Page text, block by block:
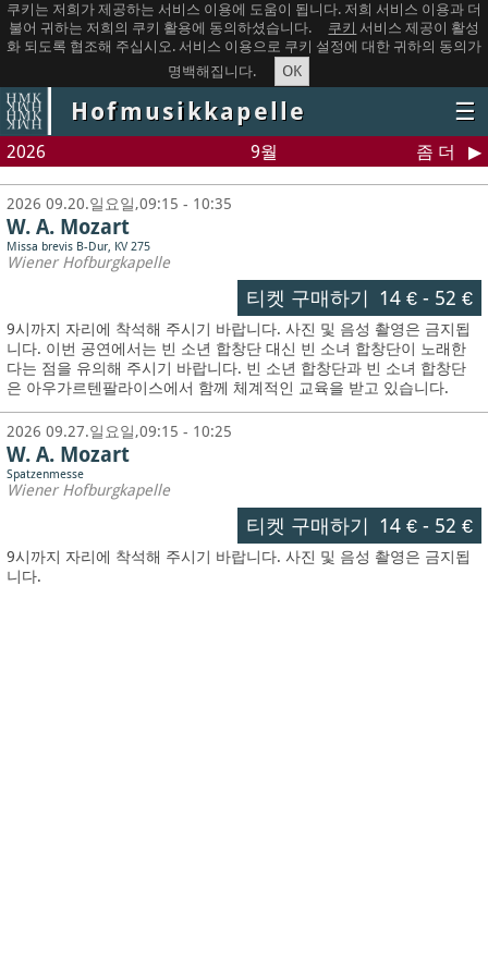
쿠키는 저희가 제공하는 서비스 이용에 도움이 됩니다. 저희 서비스 이용과 더
불어 귀하는 저희의 쿠키 활용에 동의하셨습니다.
쿠키 서비스 제공이 활성
화 되도록 협조해 주십시오. 서비스 이용으로 쿠키 설정에 대한 귀하의 동의가
명백해집니다.
OK
Hofmusikkapelle ☰
2026 9월 좀 더
2026 09.20.일요일,09:15 - 10:35
W. A. Mozart
Missa brevis B-Dur, KV 275
Wiener Hofburgkapelle
티켓 구매하기 14 €- 52 €
9시까지 자리에 착석해 주시기 바랍니다. 사진 및 음성 촬영은 금지됩
니다. 이번 공연에서는 빈 소년 합창단 대신 빈 소녀 합창단이 노래한
다는 점을 유의해 주시기 바랍니다. 빈 소년 합창단과 빈 소녀 합창단
은 아우가르텐팔라이스에서 함께 체계적인 교육을 받고 있습니다.
2026 09.27.일요일,09:15 - 10:25
W. A. Mozart
Spatzenmesse
Wiener Hofburgkapelle
티켓 구매하기 14 €- 52 €
9시까지 자리에 착석해 주시기 바랍니다. 사진 및 음성 촬영은 금지됩
니다.